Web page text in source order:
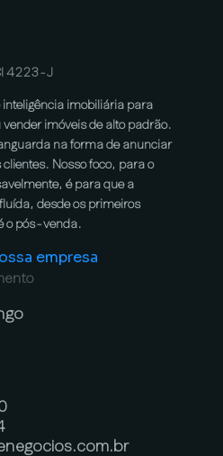
4223-J
imobiliária para
imóveis de alto padrão.
na forma de anunciar
Nosso foco, para o
é para que a
desde os primeiros
o pós-venda.
empresa